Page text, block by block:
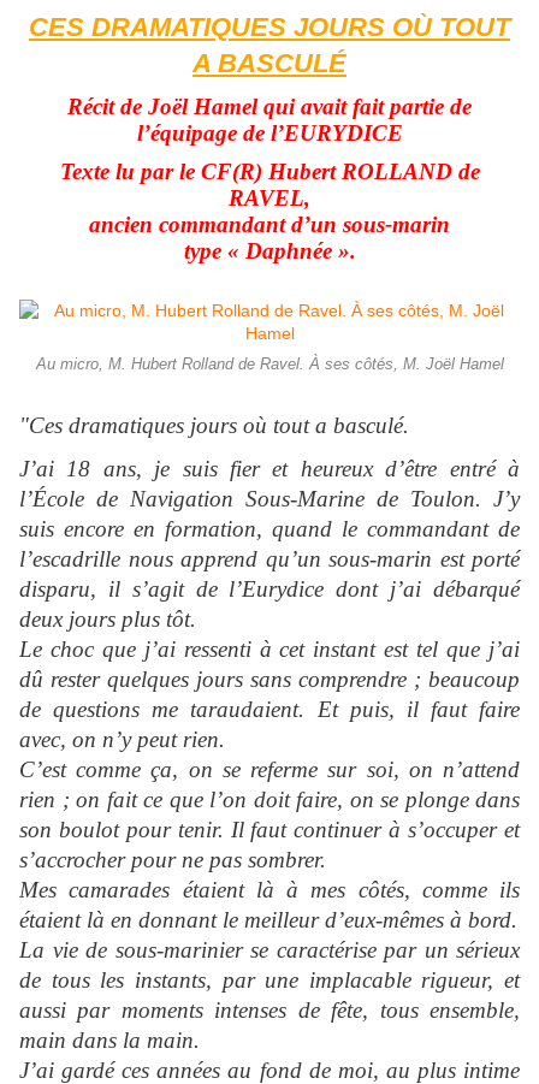
CES DRAMATIQUES JOURS OÙ TOUT
A BASCULÉ
Récit de Joël Hamel qui avait fait partie de
l’équipage de l’EURYDICE
Texte lu par le CF(R) Hubert ROLLAND de
RAVEL,
ancien commandant d’un sous-marin
type « Daphnée ».
Au micro, M. Hubert Rolland de Ravel. À ses côtés, M. Joël Hamel
"Ces dramatiques jours où tout a basculé.
J’ai 18 ans, je suis fier et heureux d’être entré à
l’École de Navigation Sous-Marine de Toulon. J’y
suis encore en formation, quand le commandant de
l’escadrille nous apprend qu’un sous-marin est porté
disparu, il s’agit de l’Eurydice dont j’ai débarqué
deux jours plus tôt.
Le choc que j’ai ressenti à cet instant est tel que j’ai
dû rester quelques jours sans comprendre ; beaucoup
de questions me taraudaient. Et puis, il faut faire
avec, on n’y peut rien.
C’est comme ça, on se referme sur soi, on n’attend
rien ; on fait ce que l’on doit faire, on se plonge dans
son boulot pour tenir. Il faut continuer à s’occuper et
s’accrocher pour ne pas sombrer.
Mes camarades étaient là à mes côtés, comme ils
étaient là en donnant le meilleur d’eux-mêmes à bord.
La vie de sous-marinier se caractérise par un sérieux
de tous les instants, par une implacable rigueur, et
aussi par moments intenses de fête, tous ensemble,
main dans la main.
J’ai gardé ces années au fond de moi, au plus intime